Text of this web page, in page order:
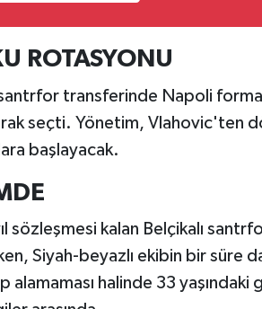
ROTASYONU
transferinde Napoli
seçti. Yönetim, Vlahovic'ten
başlayacak.
sözleşmesi kalan Belçikalı
Siyah-beyazlı ekibin bir süre
alamaması halinde 33 yaşındaki